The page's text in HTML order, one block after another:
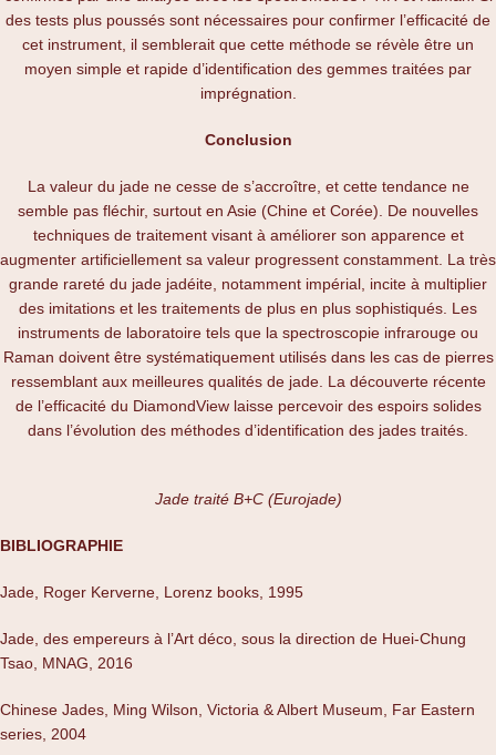
des tests plus poussés sont nécessaires pour confirmer l’efficacité de
cet instrument, il semblerait que cette méthode se révèle être un
moyen simple et rapide d’identification des gemmes traitées par
imprégnation.
Conclusion
La valeur du jade ne cesse de s’accroître, et cette tendance ne
semble pas fléchir, surtout en Asie (Chine et Corée). De nouvelles
techniques de traitement visant à améliorer son apparence et
augmenter artificiellement sa valeur progressent constamment. La très
grande rareté du jade jadéite, notamment impérial, incite à multiplier
des imitations et les traitements de plus en plus sophistiqués. Les
instruments de laboratoire tels que la spectroscopie infrarouge ou
Raman doivent être systématiquement utilisés dans les cas de pierres
ressemblant aux meilleures qualités de jade. La découverte récente
de l’efficacité du DiamondView laisse percevoir des espoirs solides
dans l’évolution des méthodes d’identification des jades traités.
Jade traité B+C (Eurojade)
BIBLIOGRAPHIE
Jade, Roger Kerverne, Lorenz books, 1995
Jade, des empereurs à l’Art déco, sous la direction de Huei-Chung
Tsao, MNAG, 2016
Chinese Jades, Ming Wilson, Victoria & Albert Museum, Far Eastern
series, 2004